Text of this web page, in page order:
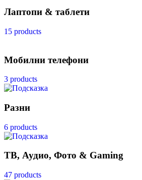
Лаптопи & таблети
15 products
Мобилни телефони
3 products
Разни
6 products
ТВ, Аудио, Фото & Gaming
47 products